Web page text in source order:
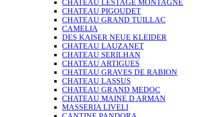
CHATEAU LESTAGE MONTAGNE
CHATEAU PIGOUDET
CHATEAU GRAND TUILLAC
CAMELIA
DES KAISER NEUE KLEIDER
CHATEAU LAUZANET
CHATEAU SERILHAN
CHATEAU ARTIGUES
CHATEAU GRAVES DE RABION
CHATEAU LASSUS
CHATEAU GRAND MEDOC
CHATEAU MAINE D ARMAN
MASSERIA LIVELI